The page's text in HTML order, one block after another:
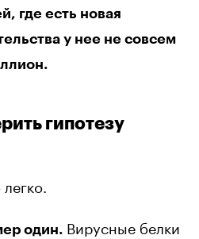
где есть новая
у нее не совсем
гипотезу
один. Вирусные белки